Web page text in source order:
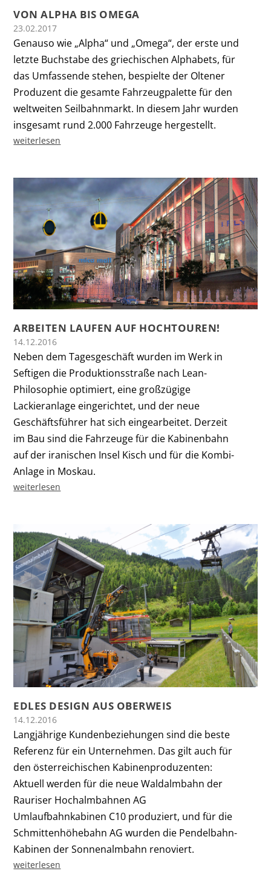
VON ALPHA BIS OMEGA
23.02.2017
Genauso wie „Alpha“ und „Omega“, der erste und
letzte Buchstabe des griechischen Alphabets, für
das Umfassende stehen, bespielte der Oltener
Produzent die gesamte Fahrzeug­palette für den
weltweiten Seilbahnmarkt. In diesem Jahr wurden
insgesamt rund 2.000 Fahr­zeuge hergestellt.
weiterlesen
ARBEITEN LAUFEN AUF HOCHTOUREN!
14.12.2016
Neben dem Tagesgeschäft wurden im Werk in
Seftigen die Produk­tions­straße nach Lean-
Philosophie optimiert, eine großzügige
Lackieranlage eingerichtet, und der neue
Geschäftsführer hat sich eingearbeitet. Derzeit
im Bau sind die Fahrzeuge für die Kabinen­bahn
auf der iranischen Insel Kisch und für die Kombi-
Anlage in Moskau.
weiterlesen
EDLES DESIGN AUS OBERWEIS
14.12.2016
Langjährige Kundenbeziehungen sind die beste
Referenz für ein Unternehmen. Das gilt auch für
den österreichischen Kabinenproduzenten:
Aktuell werden für die neue Waldalmbahn der
Rauriser Hochalmbahnen AG
Umlaufbahnkabinen C10 produziert, und für die
Schmittenhöhebahn AG wurden die Pendelbahn-
Kabinen der Sonnenalmbahn renoviert.
weiterlesen